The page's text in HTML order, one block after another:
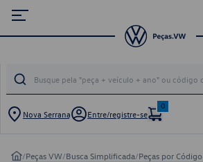
Nova Serrana Entre/registre-se
0
/Peças VW/Busca Simplificada/Peças por